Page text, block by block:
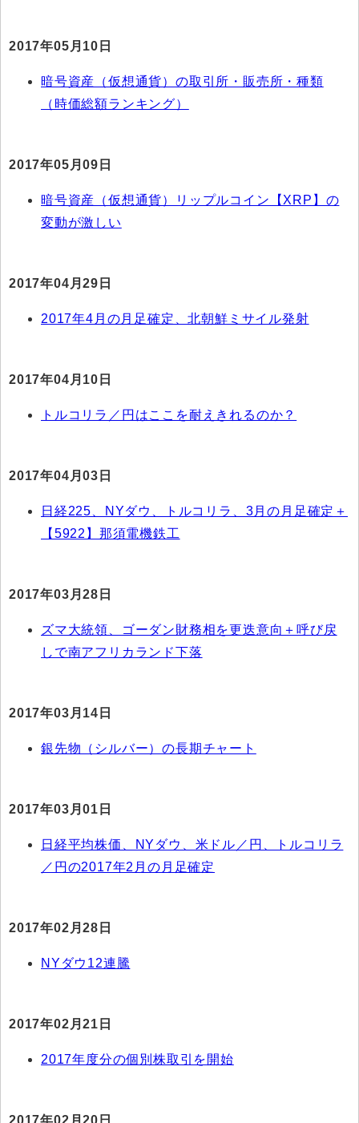
2017年05月10日
暗号資産（仮想通貨）の取引所・販売所・種類
（時価総額ランキング）
2017年05月09日
暗号資産（仮想通貨）リップルコイン【XRP】の
変動が激しい
2017年04月29日
2017年4月の月足確定、北朝鮮ミサイル発射
2017年04月10日
トルコリラ／円はここを耐えきれるのか？
2017年04月03日
日経225、NYダウ、トルコリラ、3月の月足確定＋
【5922】那須電機鉄工
2017年03月28日
ズマ大統領、ゴーダン財務相を更迭意向＋呼び戻
しで南アフリカランド下落
2017年03月14日
銀先物（シルバー）の長期チャート
2017年03月01日
日経平均株価、NYダウ、米ドル／円、トルコリラ
／円の2017年2月の月足確定
2017年02月28日
NYダウ12連騰
2017年02月21日
2017年度分の個別株取引を開始
2017年02月20日